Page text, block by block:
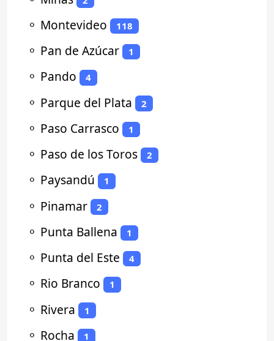
⚬ Montevideo 118
⚬ Pan de Azúcar 1
⚬ Pando 4
⚬ Parque del Plata 2
⚬ Paso Carrasco 1
⚬ Paso de los Toros 2
⚬ Paysandú 1
⚬ Pinamar 2
⚬ Punta Ballena 1
⚬ Punta del Este 4
⚬ Rio Branco 1
⚬ Rivera 1
⚬ Rocha 1